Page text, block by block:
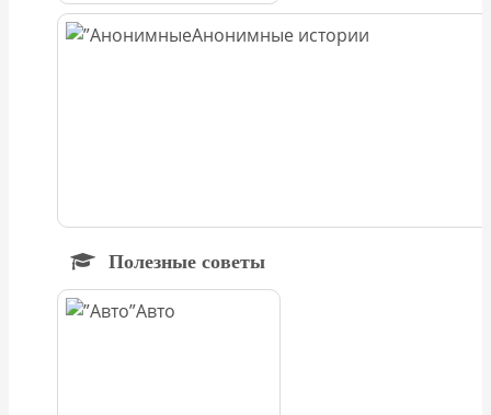
Анонимные истории
Полезные советы
Авто